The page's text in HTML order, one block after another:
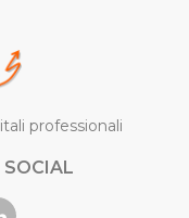
professionali
SOCIAL